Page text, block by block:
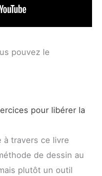
pouvez le
pour libérer la
à travers ce livre
de dessin au
plutôt un outil